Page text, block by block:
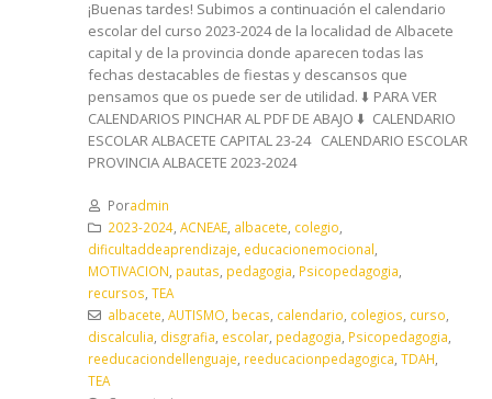
¡Buenas tardes! Subimos a continuación el calendario
escolar del curso 2023-2024 de la localidad de Albacete
capital y de la provincia donde aparecen todas las
fechas destacables de fiestas y descansos que
pensamos que os puede ser de utilidad. ⬇️​ PARA VER
CALENDARIOS PINCHAR AL PDF DE ABAJO ⬇️​ CALENDARIO
ESCOLAR ALBACETE CAPITAL 23-24 CALENDARIO ESCOLAR
PROVINCIA ALBACETE 2023-2024
Poradmin
2023-2024, ACNEAE, albacete colegio
dificultaddeaprendizaje educacionemocional
MOTIVACION pautas pedagogia Psicopedagogia
recursos TEA
albacete AUTISMO becas calendario colegios curso
discalculia disgrafia escolar pedagogia Psicopedagogia
reeducaciondellenguaje reeducacionpedagogica TDAH
TEA